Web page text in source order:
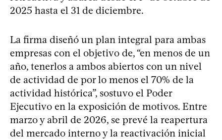
2025 hasta el 31 de diciembre.
La firma diseñó un plan integral para ambas
empresas con el objetivo de, “en menos de un
año, tenerlos a ambos abiertos con un nivel
de actividad de por lo menos el 70% de la
actividad histórica”, sostuvo el Poder
Ejecutivo en la exposición de motivos. Entre
marzo y abril de 2026, se prevé la reapertura
del mercado interno y la reactivación inicial